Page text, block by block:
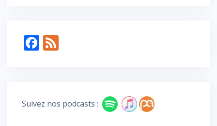
F
o
Suivez nos podcasts :